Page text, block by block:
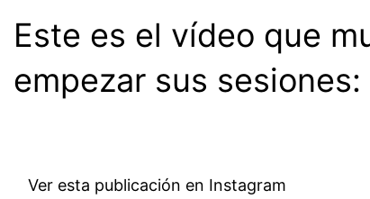
Este es el vídeo que
empezar sus sesiones:
Ver esta publicación en Instagram